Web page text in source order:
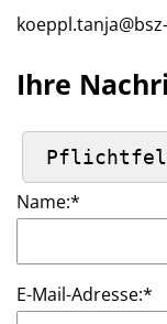
Ihre
Name:*
E-Mail-Adresse:*